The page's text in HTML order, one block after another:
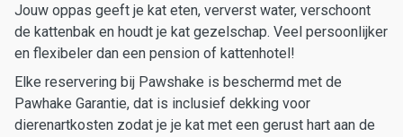
Jouw oppas geeft je kat eten, ververst water, verschoont
de kattenbak en houdt je kat gezelschap. Veel persoonlijker
en flexibeler dan een pension of kattenhotel!
Elke reservering bij Pawshake is beschermd met de
Pawhake Garantie, dat is inclusief dekking voor
dierenartkosten zodat je je kat met een gerust hart aan de